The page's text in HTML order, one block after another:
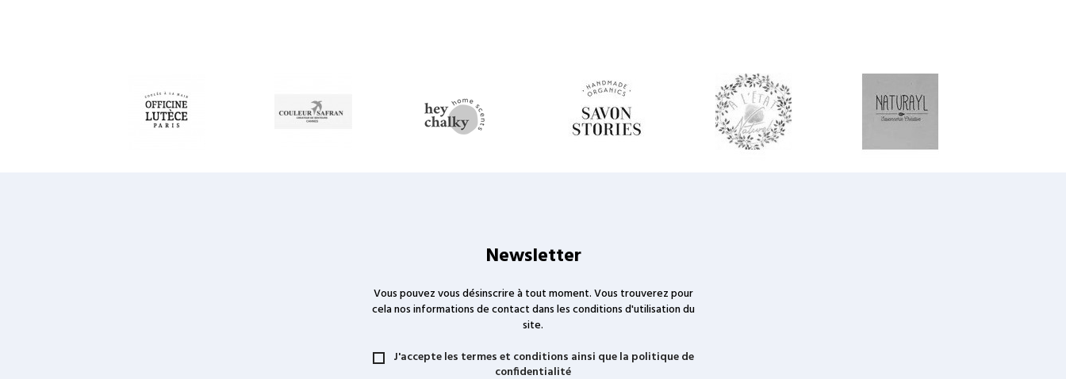
Newsletter
Vous pouvez vous désinscrire à tout moment. Vous trouverez pour
cela nos informations de contact dans les conditions d'utilisation du
site.
J'accepte les termes et conditions ainsi que la politique de
confidentialité